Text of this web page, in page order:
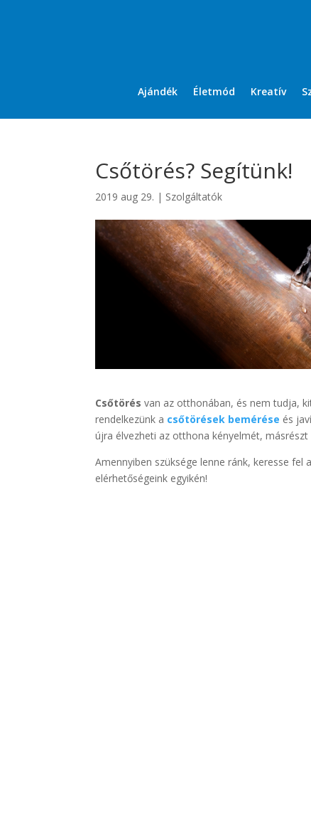
Ajándék Életmód Kreatív
Csőtörés? Segítünk!
2019 aug 29. | Szolgáltatók
Csőtörés van az otthonában, és nem tudja,
rendelkezünk a csőtörések bemérése és
újra élvezheti az otthona kényelmét,
Amennyiben szüksége lenne ránk, keresse
elérhetőségeink egyikén!